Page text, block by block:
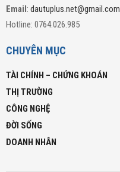
Email : dautuplus.net@gmail.com
Hotline: 0764.026.985
CHUYÊN MỤC
TÀI CHÍNH – CHỨNG KHOÁN
THỊ TRƯỜNG
CÔNG NGHỆ
ĐỜI SỐNG
DOANH NHÂN